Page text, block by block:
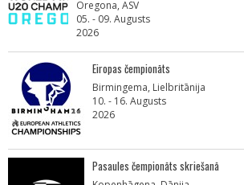
Oregona, ASV
05. - 09. Augusts
2026
Eiropas čempionāts
Birmingema, Lielbritānija
10. - 16. Augusts
2026
Pasaules čempionāts skriešanā